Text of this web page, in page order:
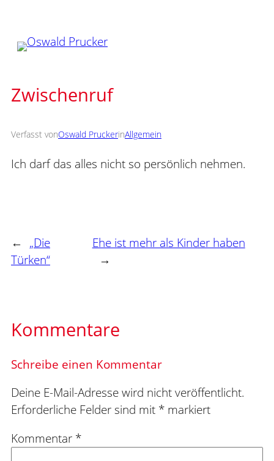
springen
Zwischenruf
Verfasst vonOswald PruckerinAllgemein
Ich darf das alles nicht so persönlich nehmen.
← „Die
Türken“
Ehe ist mehr als Kinder haben
→
Kommentare
Schreibe einen Kommentar
Deine E-Mail-Adresse wird nicht veröffentlicht.
Erforderliche Felder sind mit * markiert
Kommentar *